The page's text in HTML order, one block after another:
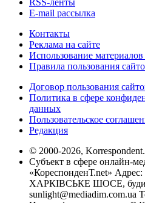
E-mail рассылка
Контакты
Реклама на сайте
Использование
Правила пользования
Договор пользования
Политика в сфере
данных
Пользовательское
Редакция
© 2000-2026,
Субъект в сфере онлайн-
«КореспонденТ.net» Адрес:
ХАРКІВСЬКЕ ШОСЕ,
sunlight@mediadim.com.ua